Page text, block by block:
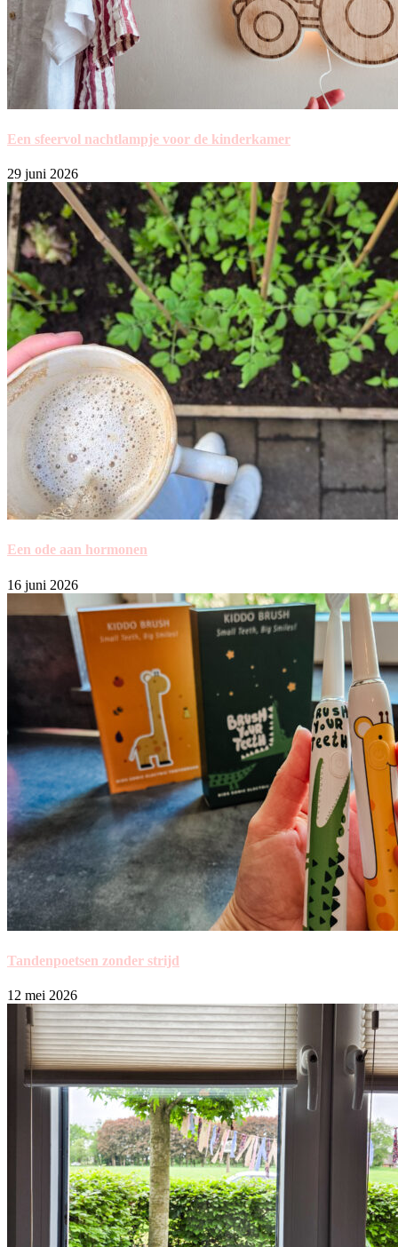
Een sfeervol nachtlampje voor de kinderkamer
29 juni 2026
Een ode aan hormonen
16 juni 2026
Tandenpoetsen zonder strijd
12 mei 2026